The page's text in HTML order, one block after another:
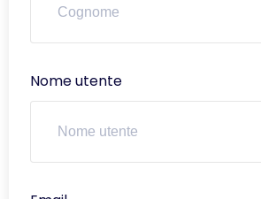
Nome utente